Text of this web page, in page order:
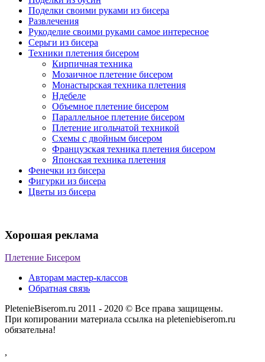
Поделки своими руками из бисера
Развлечения
Рукоделие своими руками самое интересное
Серьги из бисера
Техники плетения бисером
Кирпичная техника
Мозаичное плетение бисером
Монастырская техника плетения
Ндебеле
Объемное плетение бисером
Параллельное плетение бисером
Плетение игольчатой техникой
Схемы с двойным бисером
Французская техника плетения бисером
Японская техника плетения
Фенечки из бисера
Фигурки из бисера
Цветы из бисера
Хорошая реклама
Плетение Бисером
Авторам мастер-классов
Обратная связь
PletenieBiserom.ru 2011 - 2020 © Все права защищены.
При копировании материала ссылка на pleteniebiserom.ru
обязательна!
,